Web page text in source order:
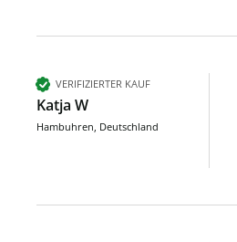
VERIFIZIERTER KAUF
Katja W
Hambuhren, Deutschland